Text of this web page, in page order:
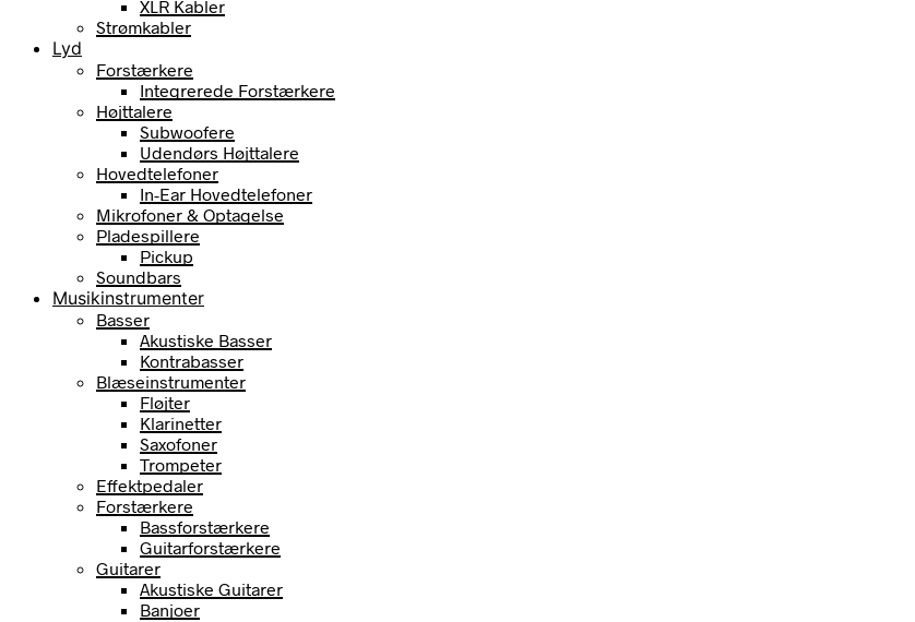
XLR Kabler
Strømkabler
Lyd
Forstærkere
Integrerede Forstærkere
Højttalere
Subwoofere
Udendørs Højttalere
Hovedtelefoner
In-Ear Hovedtelefoner
Mikrofoner & Optagelse
Pladespillere
Pickup
Soundbars
Musikinstrumenter
Basser
Akustiske Basser
Kontrabasser
Blæseinstrumenter
Fløjter
Klarinetter
Saxofoner
Trompeter
Effektpedaler
Forstærkere
Bassforstærkere
Guitarforstærkere
Guitarer
Akustiske Guitarer
Banjoer